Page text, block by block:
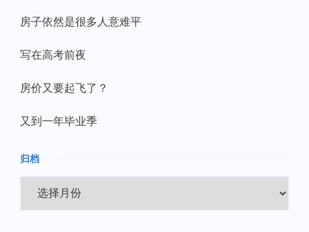
房子依然是很多人意难平
写在高考前夜
房价又要起飞了？
又到一年毕业季
归档
档